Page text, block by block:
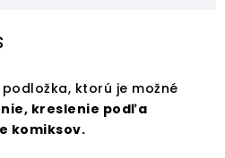
ktorú je možné
kreslenie podľa
komiksov.